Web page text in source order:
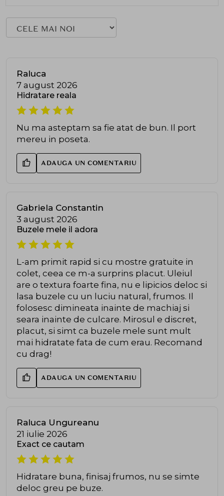
Raluca
7 august 2026
Hidratare reala
Nu ma asteptam sa fie atat de bun. Il port
mereu in poseta.
ADAUGA UN COMENTARIU
Gabriela Constantin
3 august 2026
Buzele mele il adora
L-am primit rapid si cu mostre gratuite in
colet, ceea ce m-a surprins placut. Uleiul
are o textura foarte fina, nu e lipicios deloc si
lasa buzele cu un luciu natural, frumos. Il
folosesc dimineata inainte de machiaj si
seara inainte de culcare. Mirosul e discret,
placut, si simt ca buzele mele sunt mult
mai hidratate fata de cum erau. Recomand
cu drag!
ADAUGA UN COMENTARIU
Raluca Ungureanu
21 iulie 2026
Exact ce cautam
Hidratare buna, finisaj frumos, nu se simte
deloc greu pe buze.